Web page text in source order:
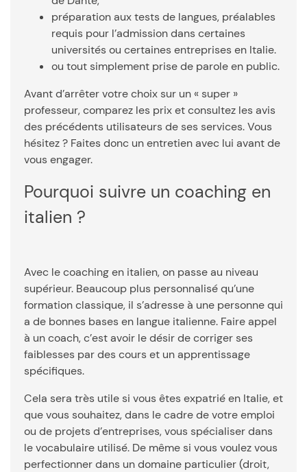
préparation aux tests de langues, préalables
requis pour l’admission dans certaines
universités ou certaines entreprises en Italie.
ou tout simplement prise de parole en public.
Avant d’arrêter votre choix sur un « super »
professeur, comparez les prix et consultez les avis
des précédents utilisateurs de ses services. Vous
hésitez ? Faites donc un entretien avec lui avant de
vous engager.
Pourquoi suivre un coaching en
italien ?
Avec le coaching en italien, on passe au niveau
supérieur. Beaucoup plus personnalisé qu’une
formation classique, il s’adresse à une personne qui
a de bonnes bases en langue italienne. Faire appel
à un coach, c’est avoir le désir de corriger ses
faiblesses par des cours et un apprentissage
spécifiques.
Cela sera très utile si vous êtes expatrié en Italie, et
que vous souhaitez, dans le cadre de votre emploi
ou de projets d’entreprises, vous spécialiser dans
le vocabulaire utilisé. De même si vous voulez vous
perfectionner dans un domaine particulier (droit,